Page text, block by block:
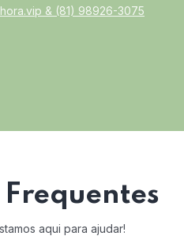
& (81) 98926-3075
aqui para ajudar!